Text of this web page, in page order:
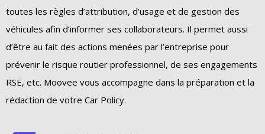
toutes les règles d’attribution, d’usage et de gestion des
véhicules afin d’informer ses collaborateurs. Il permet aussi
d’être au fait des actions menées par l’entreprise pour
prévenir le risque routier professionnel, de ses engagements
RSE, etc. Moovee vous accompagne dans la préparation et la
rédaction de votre Car Policy.